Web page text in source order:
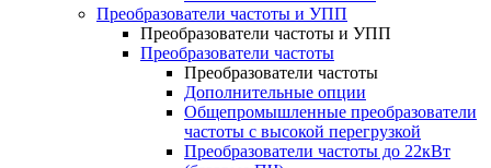
Преобразователи частоты и УПП
Преобразователи частоты и УПП
Преобразователи частоты
Преобразователи частоты
Дополнительные опции
Общепромышленные преобразователи
частоты с высокой перегрузкой
Преобразователи частоты до 22кВт